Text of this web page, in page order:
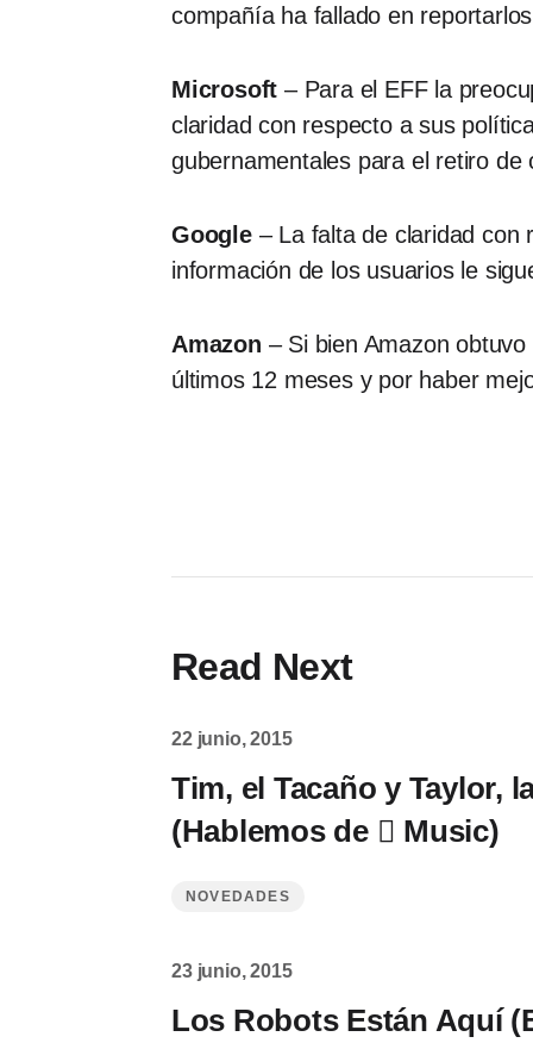
compañía ha fallado en
Microsoft – Para el EFF la
claridad con respecto a sus
gubernamentales para el retiro
Google– La falta de claridad con
información de los usuarios le
Amazon – Si bien Amazon
últimos 12 meses y por haber
Read Next
22 junio, 2015
Tim, el Tacaño y Taylor,
(Hablemos de  Music)
NOVEDADES
23 junio, 2015
Los Robots Están Aquí